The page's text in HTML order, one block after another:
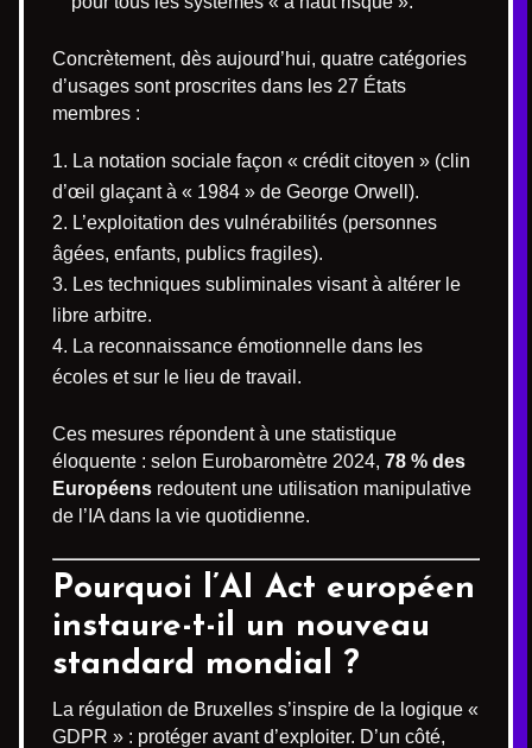
Concrètement, dès aujourd’hui, quatre catégories
d’usages sont proscrites dans les 27 États
membres :
La notation sociale façon « crédit citoyen » (clin
d’œil glaçant à « 1984 » de George Orwell).
L’exploitation des vulnérabilités (personnes
âgées, enfants, publics fragiles).
Les techniques subliminales visant à altérer le
libre arbitre.
La reconnaissance émotionnelle dans les
écoles et sur le lieu de travail.
Ces mesures répondent à une statistique
éloquente : selon Eurobaromètre 2024, 78 % des
Européens redoutent une utilisation manipulative
de l’IA dans la vie quotidienne.
Pourquoi l’AI Act européen
instaure-t-il un nouveau
standard mondial ?
La régulation de Bruxelles s’inspire de la logique «
GDPR » : protéger avant d’exploiter. D’un côté,